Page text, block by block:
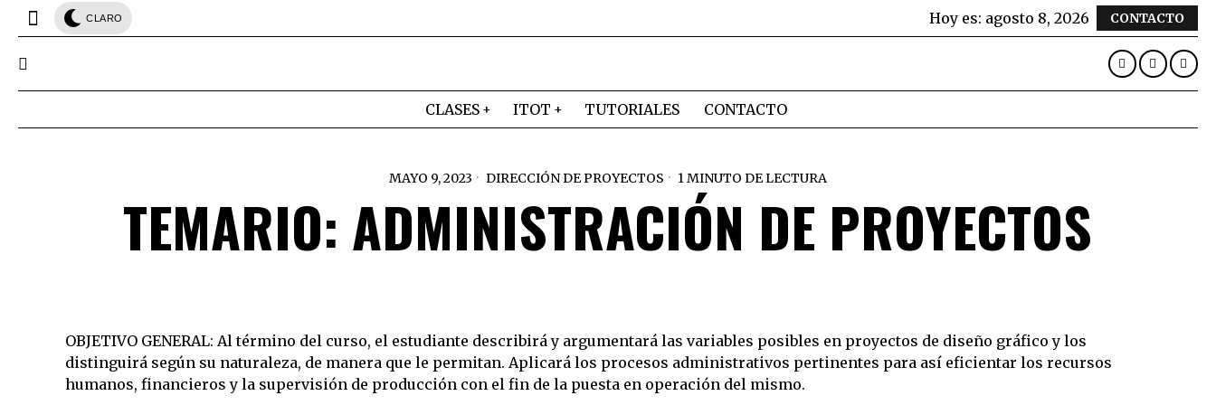
CLARO Hoy es: agosto 8, 2026 CONTACTO
CLASES ITOT TUTORIALES CONTACTO
MAYO 9, 2023 DIRECCIÓN DE PROYECTOS 1 MINUTO DE LECTURA
TEMARIO: ADMINISTRACIÓN DE PROYECTOS
OBJETIVO GENERAL: Al término del curso, el estudiante describirá y argumentará las variables posibles en proyectos de diseño gráfico y los
distinguirá según su naturaleza, de manera que le permitan. Aplicará los procesos administrativos pertinentes para así eficientar los recursos
humanos, financieros y la supervisión de producción con el fin de la puesta en operación del mismo.